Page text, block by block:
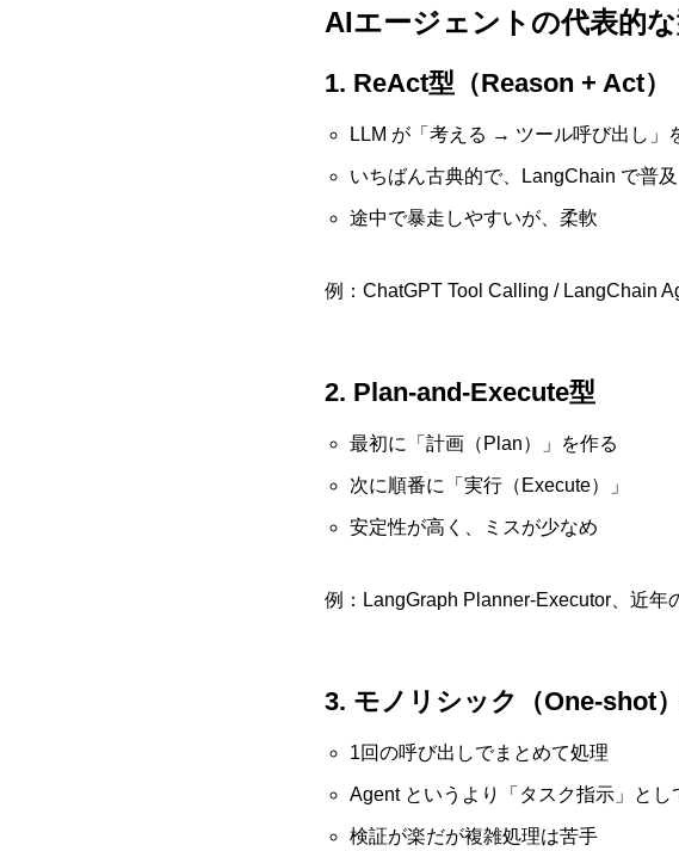
AIエージェントの代表的
1. ReAct型（Reason + Act）
LLM が「考える → ツール呼び出し」
いちばん古典的で、LangChain で普及
途中で暴走しやすいが、柔軟
例：ChatGPT Tool Calling / LangChain
2. Plan-and-Execute型
最初に「計画（Plan）」を作る
次に順番に「実行（Execute）」
安定性が高く、ミスが少なめ
例：LangGraph Planner-Executor、近年
3. モノリシック（One-shot
1回の呼び出しでまとめて処理
Agent というより「タスク指示」とし
検証が楽だが複雑処理は苦手